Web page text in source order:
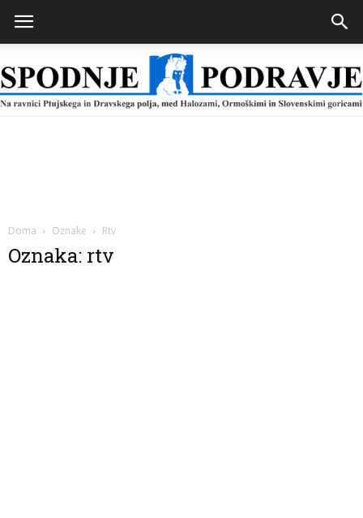
Doma Oznake Rtv
Oznaka: rtv